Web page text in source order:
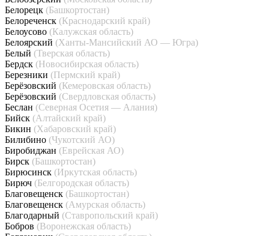
Белорецк (Башкортостан)
Белореченск (Краснодарский край)
Белоусово (Калужская область)
Белоярский (Ханты-Мансийский АО — Югра)
Белый (Тверская область)
Бердск (Новосибирская область)
Березники (Пермский край)
Берёзовский (Кемеровская область)
Берёзовский (Свердловская область)
Беслан (Северная Осетия — Алания)
Бийск (Алтайский край)
Бикин (Хабаровский край)
Билибино (Чукотский АО)
Биробиджан (Еврейская АО)
Бирск (Башкортостан)
Бирюсинск (Иркутская область)
Бирюч (Белгородская область)
Благовещенск (Башкортостан)
Благовещенск (Амурская область)
Благодарный (Ставропольский край)
Бобров (Воронежская область)